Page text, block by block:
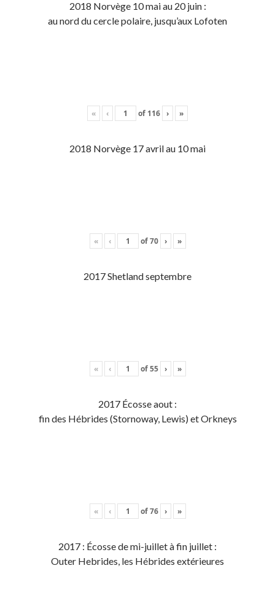
2018 Norvège 10 mai au 20 juin :
au nord du cercle polaire, jusqu’aux Lofoten
« ‹ of 116 › »
2018 Norvège 17 avril au 10 mai
« ‹ of70 › »
2017 Shetland septembre
« ‹ of55 › »
2017 Écosse aout :
fin des Hébrides (Stornoway, Lewis) et Orkneys
« ‹ of76 › »
2017 : Écosse de mi-juillet à fin juillet :
Outer Hebrides, les Hébrides extérieures